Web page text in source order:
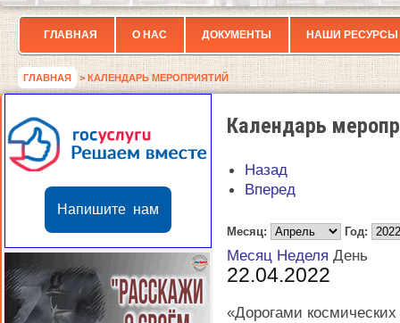
ГЛАВНАЯ О НАС ДОКУМЕНТЫ НАШИ РЕСУРСЫ
ГЛАВНАЯ > КАЛЕНДАРЬ МЕРОПРИЯТИЙ
Напишите нам
Календарь
Назад
Вперед
Месяц: Год:
Месяц Неделя День
22.04.2022
«Дорогами